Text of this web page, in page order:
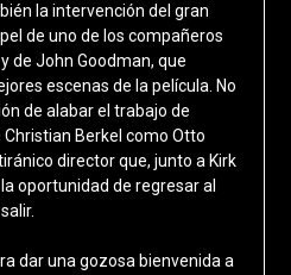
la intervención del gran
de uno de los compañeros
de John Goodman, que
escenas de la película. No
de alabar el trabajo de
Berkel como Otto
director que, junto a Kirk
oportunidad de regresar al
dar una gozosa bienvenida a